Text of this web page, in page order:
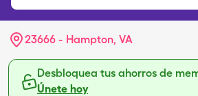
23666 - Hampton, VA
Desbloquea tus ahorros de
Únete hoy